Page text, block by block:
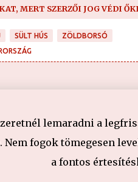
MERT SZERZŐI JOG VÉDI
SÜLT HÚS ZÖLDBORSÓ
lemaradni a
fogok tömegesen
a fontos